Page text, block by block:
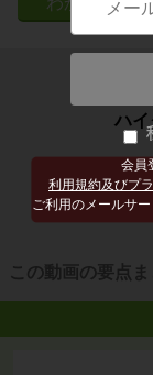
会員
利用規約及びプ
ご利用のメールサ
子ど
ハ
この動画の要点